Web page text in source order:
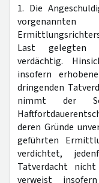
1. Die
Last gelegten
verdächtig.
insofern
dringenden
nimmt der
deren Gründe
geführten
verdichtet,
Tatverdacht
verweist